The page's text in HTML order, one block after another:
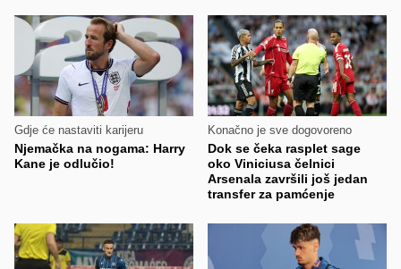
Gdje će nastaviti karijeru
Njemačka na nogama: Harry
Kane je odlučio!
Konačno je sve dogovoreno
Dok se čeka rasplet sage
oko Viniciusa čelnici
Arsenala završili još jedan
transfer za pamćenje